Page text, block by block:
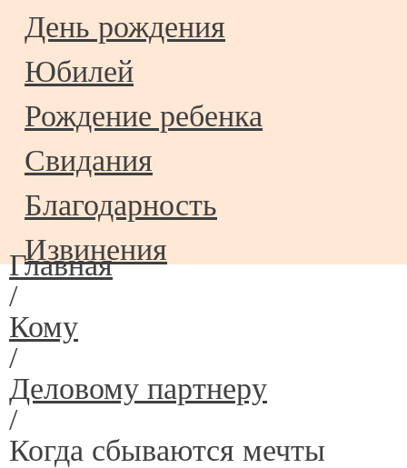
День рождения
Юбилей
Рождение ребенка
Свидания
Благодарность
Извинения
Главная
/
Кому
/
Деловому партнеру
/
Когда сбываются мечты